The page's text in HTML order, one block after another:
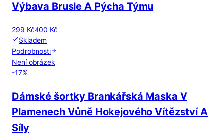
Výbava Brusle A Pýcha Týmu
299 Kč400 Kč
Skladem
Podrobnosti
Není obrázek
-17%
Dámské šortky Brankářská Maska V
Plamenech Vůně Hokejového Vítězství A
Síly